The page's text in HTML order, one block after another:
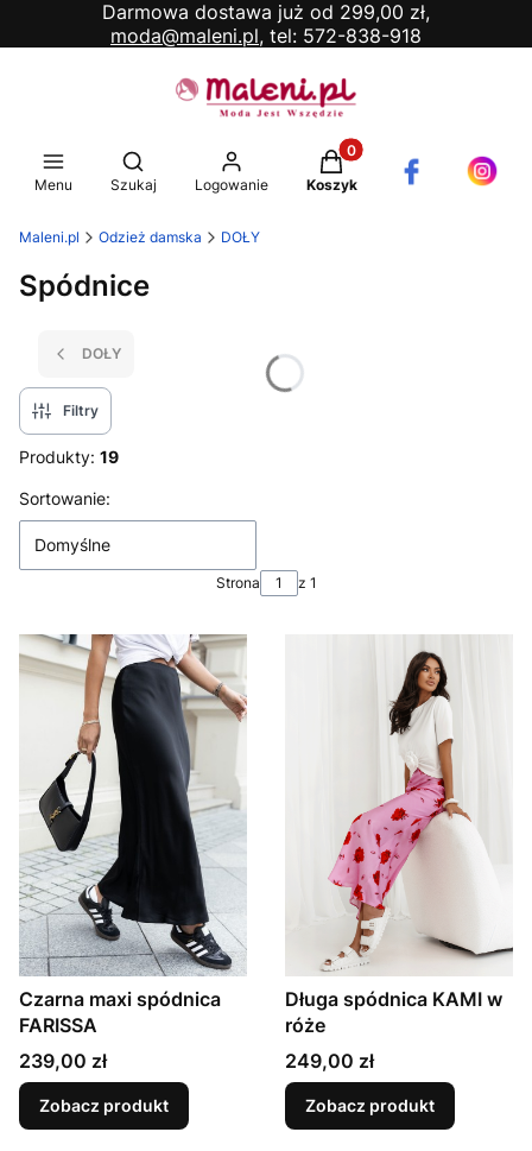
Darmowa dostawa już od 299,00 zł,
moda@maleni.pl, tel: 572-838-918
Menu
Otwórz wyszukiwarkę
Szukaj Logowanie
Produkty w koszyku: 0.
Koszyk
Maleni.pl Odzież damska DOŁY
Spódnice
DOŁY
Filtry
Produkty: 19
Lista produktów
Sortowanie:
Domyślne
Strona z 1
Czarna maxi spódnica
FARISSA
Cena
239,00 zł
Zobacz produkt
Długa spódnica KAMI w
róże
Cena
249,00 zł
Zobacz produkt